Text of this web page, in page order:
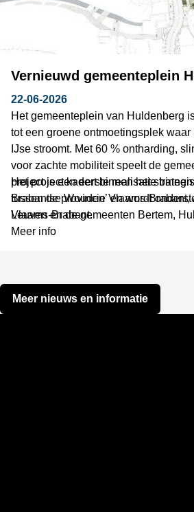
Vernieuwd gemeenteplein
22-06-2026
Het gemeenteplein van Huldenberg
tot een groene ontmoetingsplek
IJse stroomt. Met 60 % ontharding,
voor zachte mobiliteit speelt de
project is een eerste realisatie
Brabantse Wouden’ en wordt
Vlaams‑Brabant.
Het project kadert binnen het
tussen de provincie
Leuven en de gemeenten Bertem,
Meer info
Meer nieuws en informatie